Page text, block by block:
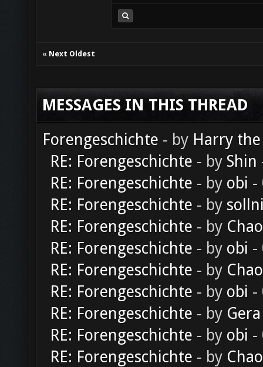
« Next Oldest
MESSAGES IN THIS THREAD
Forengeschichte - by Harry
RE: Forengeschichte - by Shin
RE: Forengeschichte - by obi -
RE: Forengeschichte - by
RE: Forengeschichte - by
RE: Forengeschichte - by obi -
RE: Forengeschichte - by
RE: Forengeschichte - by obi -
RE: Forengeschichte - by Gera
RE: Forengeschichte - by obi -
RE: Forengeschichte - by